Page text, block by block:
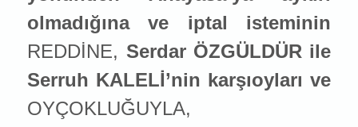
olmadığına ve iptal isteminin
REDDİNE, Serdar ÖZGÜLDÜR ile
Serruh KALELİ’nin karşıoyları ve
OYÇOKLUĞUYLA,